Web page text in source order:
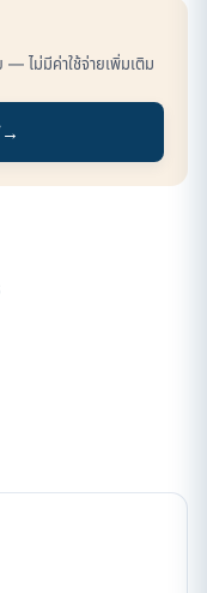
— ไม่มีค่าใช้จ่ายเพิ่มเติม
→